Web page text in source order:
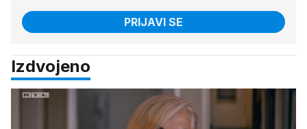
PRIJAVI SE
Izdvojeno